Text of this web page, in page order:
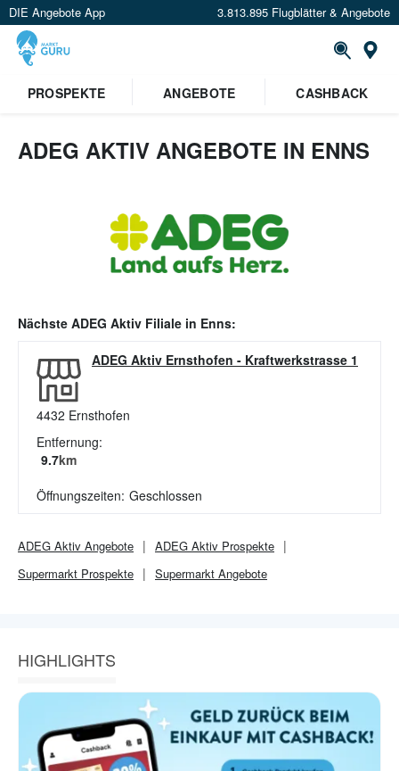
DIE Angebote App 3.813.895 Flugblätter & Angebote
PROSPEKTE
ANGEBOTE CASHBACK
ADEG AKTIV ANGEBOTE IN ENNS
Nächste ADEG Aktiv Filiale in Enns:
ADEG Aktiv Ernsthofen - Kraftwerkstrasse 1
4432 Ernsthofen
Entfernung:
9.7km
Öffnungszeiten: Geschlossen
ADEG Aktiv Angebote ADEG Aktiv Prospekte
Supermarkt Prospekte Supermarkt Angebote
HIGHLIGHTS